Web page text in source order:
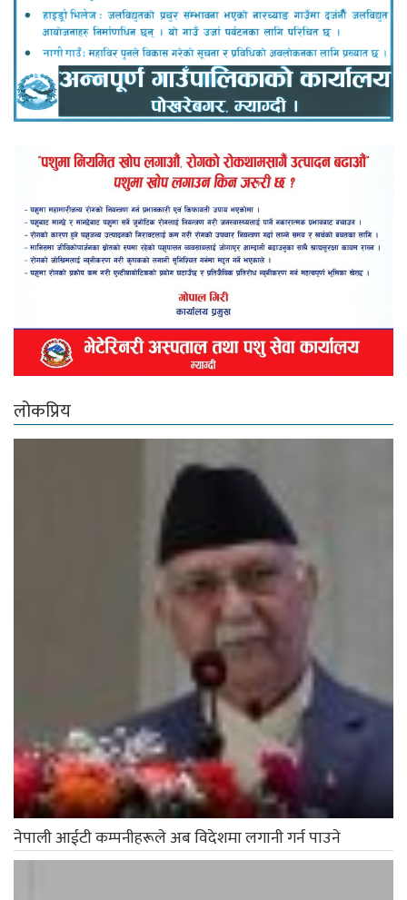
लोकप्रिय
नेपाली आईटी कम्पनीहरूले अब विदेशमा लगानी गर्न पाउने